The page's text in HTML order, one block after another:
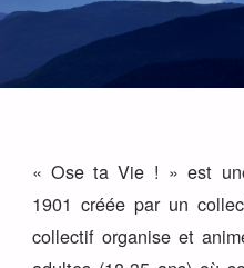
« Ose ta Vie ! » est
1901 créée par un
collectif organise et